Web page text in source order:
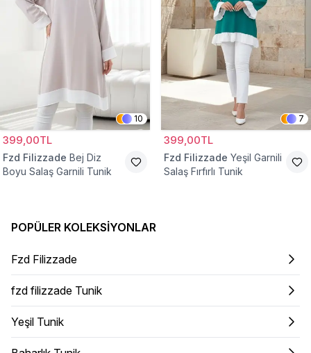
10
399,00TL
Fzd Filizzade Bej Diz
Boyu Salaş Garnili Tunik
7
399,00TL
Fzd Filizzade Yeşil Garnili
Salaş Fırfırlı Tunik
POPÜLER KOLEKSIYONLAR
Fzd Filizzade
fzd filizzade Tunik
Yeşil Tunik